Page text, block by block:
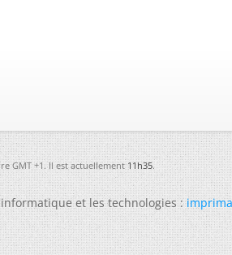
GMT +1. Il est actuellement11h35.
et les technologies :